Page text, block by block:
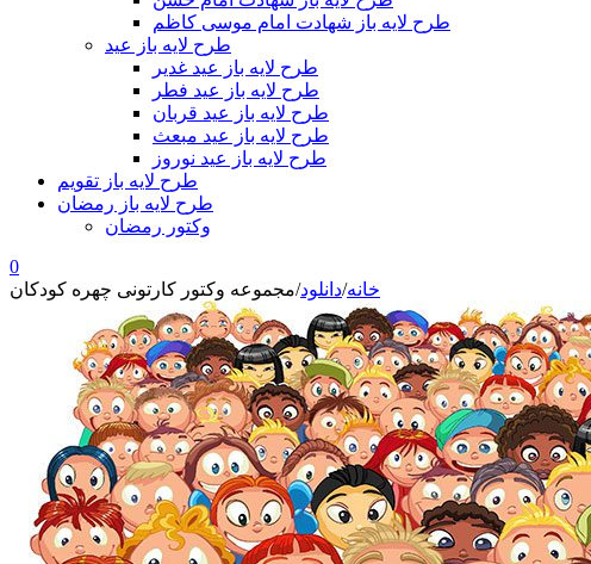
طرح لایه باز شهادت امام موسی کاظم
طرح لایه باز عید
طرح لایه باز عید غدیر
طرح لایه باز عید فطر
طرح لایه باز عید قربان
طرح لایه باز عید مبعث
طرح لایه باز عید نوروز
طرح لایه باز تقویم
طرح لایه باز رمضان
وکتور رمضان
0
خانه/دانلود/مجموعه وکتور کارتونی چهره کودکان